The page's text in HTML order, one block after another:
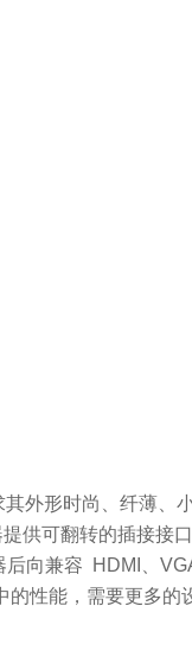
外形时尚、纤薄、
供可翻转的插接接
向兼容 HDMI、
性能，需要更多的